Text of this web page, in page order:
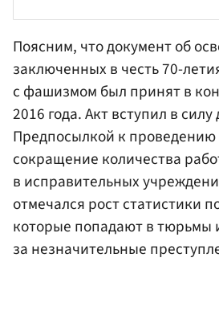
Поясним, что документ об
заключенных в честь 70-
с фашизмом был принят в
2016 года. Акт вступил в
Предпосылкой к проведению
сокращение количества
в исправительных
отмечался рост статистики
которые попадают в тюрьмы
за незначительные